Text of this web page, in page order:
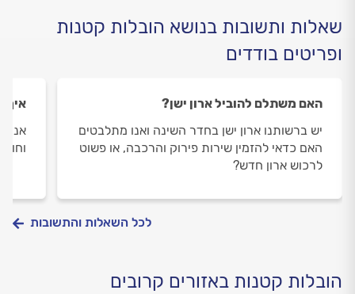
שאלות ותשובות בנושא הובלות קטנות
ופריטים בודדים
האם משתלם להוביל ארון ישן?
יש ברשותנו ארון ישן בחדר השינה ואנו מתלבטים
האם כדאי להזמין שירות פירוק והרכבה, או פשוט
לרכוש ארון חדש?
איך
אני
לכל השאלות והתשובות
הובלות קטנות באזורים קרובים